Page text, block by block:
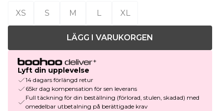
XS
S M L XL
LÄGG I VARUKORGEN
Lyft din upplevelse
14 dagars förlängd retur
65kr dag kompensation för sen leverans
Full täckning för din beställning (förlorad, stulen, skadad) med
omedelbar utbetalning på berättigade krav